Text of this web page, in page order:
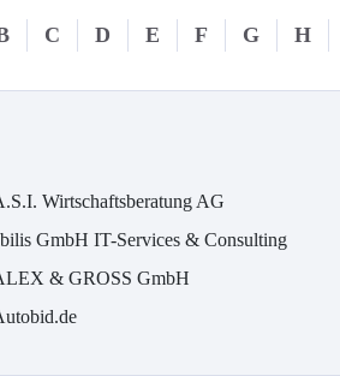
C D E F G H
Wirtschaftsberatung AG
GmbH IT-Services & Consulting
& GROSS GmbH